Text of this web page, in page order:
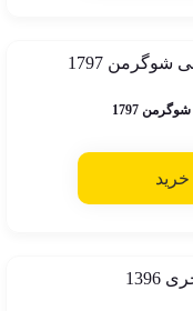
1797
خرید